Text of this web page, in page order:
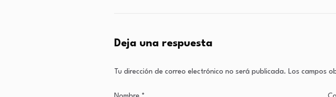
Deja una respuesta
Tu dirección de correo electrónico no será publicada. Los campos